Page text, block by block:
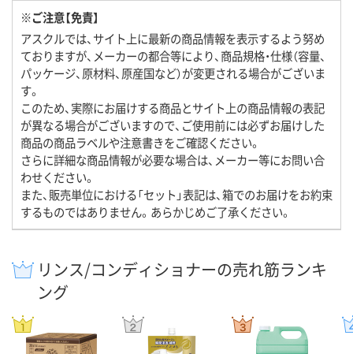
※ご注意【免責】
アスクルでは、サイト上に最新の商品情報を表示するよう努め
ておりますが、メーカーの都合等により、商品規格・仕様（容量、
パッケージ、原材料、原産国など）が変更される場合がございま
す。
このため、実際にお届けする商品とサイト上の商品情報の表記
が異なる場合がございますので、ご使用前には必ずお届けした
商品の商品ラベルや注意書きをご確認ください。
さらに詳細な商品情報が必要な場合は、メーカー等にお問い合
わせください。
また、販売単位における「セット」表記は、箱でのお届けをお約束
するものではありません。あらかじめご了承ください。
リンス/コンディショナーの売れ筋ランキ
ング